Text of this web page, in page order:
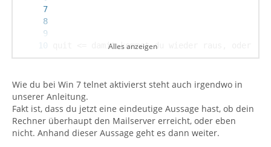
peter@sonne:~>
Alles anzeigen
Wie du bei Win 7 telnet aktivierst steht auch irgendwo in
unserer Anleitung.
Fakt ist, dass du jetzt eine eindeutige Aussage hast, ob dein
Rechner überhaupt den Mailserver erreicht, oder eben
nicht. Anhand dieser Aussage geht es dann weiter.